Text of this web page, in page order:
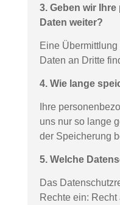
3. Geben wir
Daten weiter?
Eine
Daten an Dritte
4. Wie lange
Ihre
uns nur so lange
der Speicherung
5. Welche
Das
Rechte ein: Recht